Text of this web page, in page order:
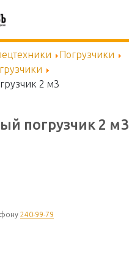
Погрузчики
2 м3
погрузчик 2 м3
240-99-79